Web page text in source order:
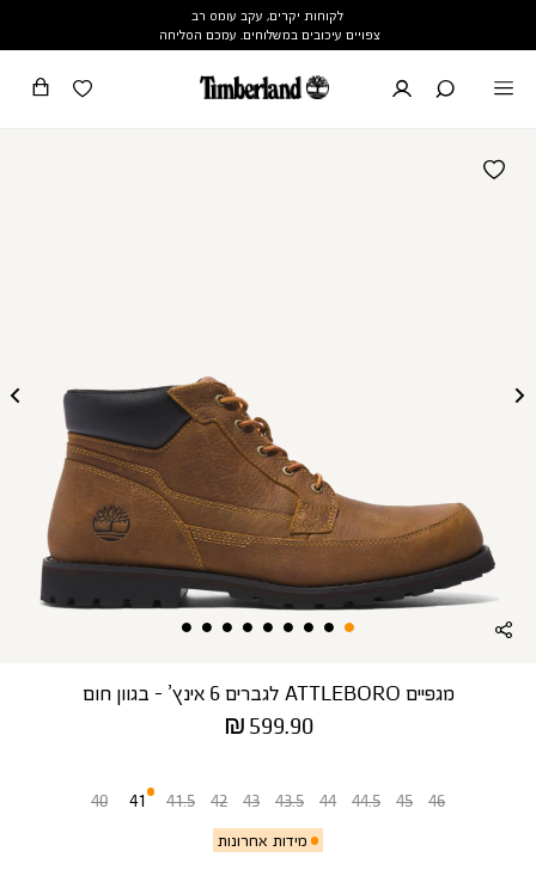
לקוחות יקרים, עקב עומס רב
צפויים עיכובים במשלוחים. עמכם הסליחה
מגפיים ATTLEBORO לגברים 6 אינץ’ - בגוון חום
מחיר
599.90 ₪
40 41
מידות אחרונות
41.5 42 43 43.5 44 44.5 45 46